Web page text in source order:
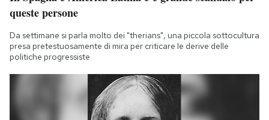
queste persone
Da settimane si parla molto dei "therians", una piccola sottocultura
presa pretestuosamente di mira per criticare le derive delle
politiche progressiste